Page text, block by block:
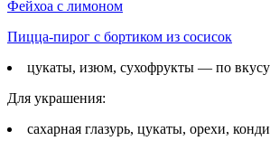
Фейхоа с лимоном
Пицца-пирог с бортиком из сосисок
цукаты, изюм, сухофрукты — по вкусу
Для украшения:
сахарная глазурь, цукаты, орехи,